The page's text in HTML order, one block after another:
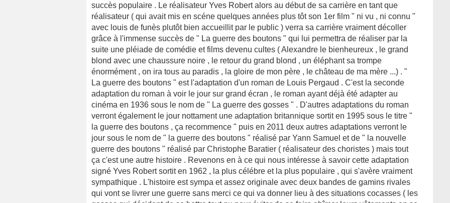
succès populaire . Le réalisateur Yves Robert alors au début de sa carrière en tant que
réalisateur ( qui avait mis en scéne quelques années plus tôt son 1er film " ni vu , ni connu "
avec louis de funès plutôt bien accueillit par le public ) verra sa carrière vraiment décoller
grâce à l'immense succès de " La guerre des boutons " qui lui permettra de réaliser par la
suite une pléiade de comédie et films devenu cultes ( Alexandre le bienheureux , le grand
blond avec une chaussure noire , le retour du grand blond , un éléphant sa trompe
énormément , on ira tous au paradis , la gloire de mon père , le château de ma mère ...) . "
La guerre des boutons " est l'adaptation d'un roman de Louis Pergaud . C'est la seconde
adaptation du roman à voir le jour sur grand écran , le roman ayant déjà été adapter au
cinéma en 1936 sous le nom de " La guerre des gosses " . D'autres adaptations du roman
verront également le jour nottament une adaptation britannique sortit en 1995 sous le titre "
la guerre des boutons , ça recommence " puis en 2011 deux autres adaptations verront le
jour sous le nom de " la guerre des boutons " réalisé par Yann Samuel et de " la nouvelle
guerre des boutons " réalisé par Christophe Baratier ( réalisateur des choristes ) mais tout
ça c'est une autre histoire . Revenons en à ce qui nous intéresse à savoir cette adaptation
signé Yves Robert sortit en 1962 , la plus célébre et la plus populaire , qui s'avère vraiment
sympathique . L'histoire est sympa et assez originale avec deux bandes de gamins rivales
qui vont se livrer une guerre sans merci ce qui va donner lieu à des situations cocasses ( les